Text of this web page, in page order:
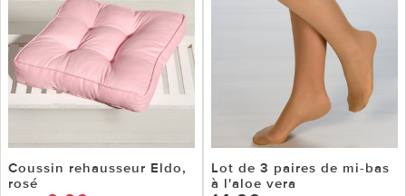
Coussin rehausseur Eldo,
rosé
Lot de 3 paires de mi-bas
à l'aloe vera